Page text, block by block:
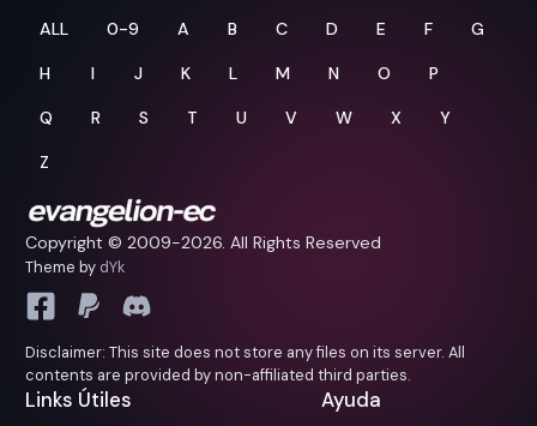
ALL 0-9 A B C D E F G
H I J K L M N O P
Q R S T U V W X Y
Z
Copyright © 2009-2026. All Rights Reserved
Theme by dYk
Disclaimer: This site does not store any files on its server. All
contents are provided by non-affiliated third parties.
Links Útiles Ayuda